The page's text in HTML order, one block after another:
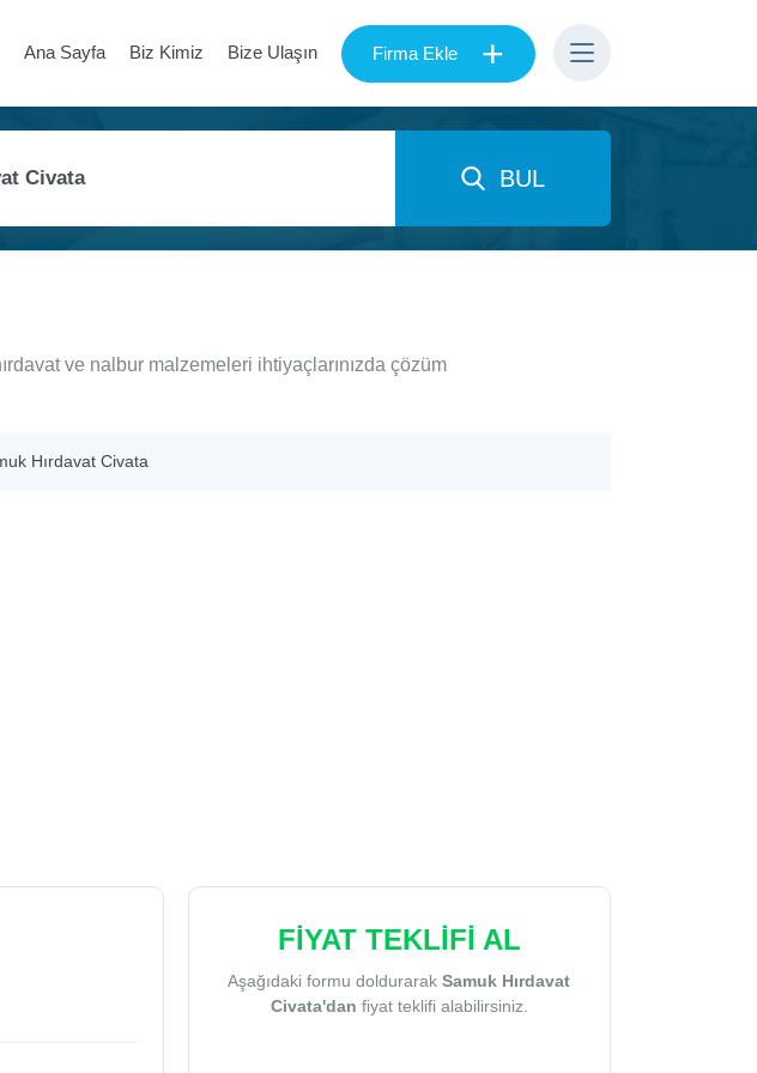
Ana Sayfa Biz Kimiz Bize Ulaşın Firma Ekle +
BUL
ve nalbur malzemeleri ihtiyaçlarınızda çözüm
Hırdavat Civata
FİYAT TEKLİFİ AL
Aşağıdaki formu doldurarakSamuk Hırdavat
Civata'dan fiyat teklifi alabilirsiniz.